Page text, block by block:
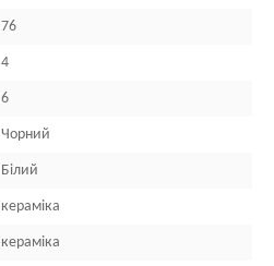
76
4
6
Чорний
Білий
кераміка
кераміка